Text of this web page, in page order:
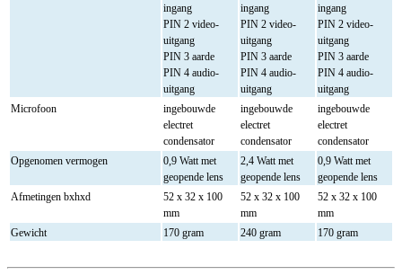
ingang
PIN 2 video-
uitgang
PIN 3 aarde
PIN 4 audio-
uitgang
ingang
PIN 2 video-
uitgang
PIN 3 aarde
PIN 4 audio-
uitgang
ingang
PIN 2 video-
uitgang
PIN 3 aarde
PIN 4 audio-
uitgang
Microfoon
ingebouwde
electret
condensator
ingebouwde
electret
condensator
ingebouwde
electret
condensator
Opgenomen vermogen
0,9 Watt met
geopende lens
2,4 Watt met
geopende lens
0,9 Watt met
geopende lens
Afmetingen bxhxd
52 x 32 x 100
mm
52 x 32 x 100
mm
52 x 32 x 100
mm
Gewicht
170 gram 240 gram 170 gram